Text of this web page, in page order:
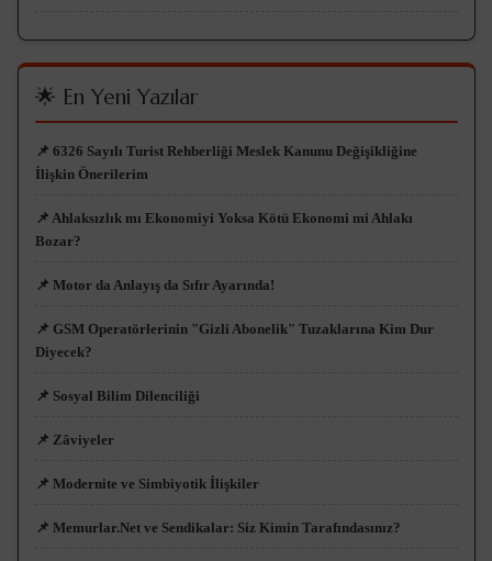
🌟 En Yeni Yazılar
📌 6326 Sayılı Turist Rehberliği Meslek Kanunu Değişikliğine
İlişkin Önerilerim
📌 Ahlaksızlık mı Ekonomiyi Yoksa Kötü Ekonomi mi Ahlakı
Bozar?
📌 Motor da Anlayış da Sıfır Ayarında!
📌 GSM Operatörlerinin "Gizli Abonelik" Tuzaklarına Kim Dur
Diyecek?
📌 Sosyal Bilim Dilenciliği
📌 Zâviyeler
📌 Modernite ve Simbiyotik İlişkiler
📌 Memurlar.Net ve Sendikalar: Siz Kimin Tarafındasınız?